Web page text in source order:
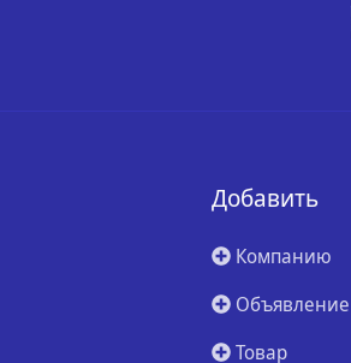
Добавить
Компанию
Объявление
Товар